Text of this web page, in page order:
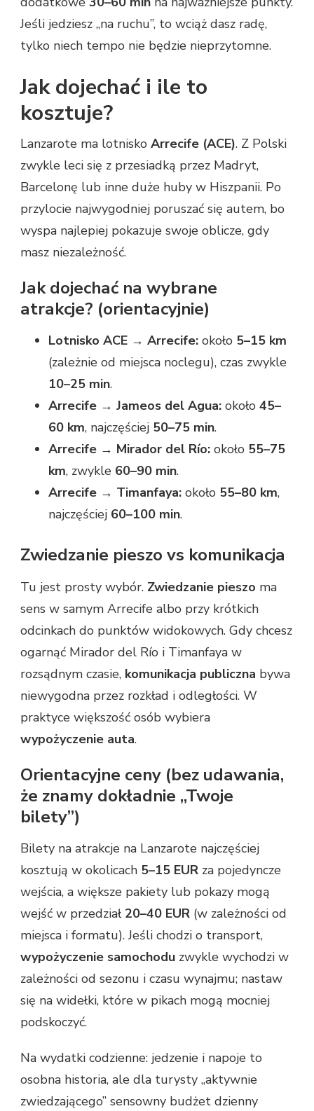
Jeśli jedziesz „na ruchu”, to wciąż dasz radę,
tylko niech tempo nie będzie nieprzytomne.
Jak dojechać i ile to
kosztuje?
Lanzarote ma lotnisko Arrecife (ACE). Z Polski
zwykle leci się z przesiadką przez Madryt,
Barcelonę lub inne duże huby w Hiszpanii. Po
przylocie najwygodniej poruszać się autem, bo
wyspa najlepiej pokazuje swoje oblicze, gdy
masz niezależność.
Jak dojechać na wybrane
atrakcje? (orientacyjnie)
Lotnisko ACE → Arrecife: około 5–15 km
(zależnie od miejsca noclegu), czas zwykle
10–25 min.
Arrecife → Jameos del Agua: około 45–
60 km, najczęściej 50–75 min.
Arrecife → Mirador del Río: około 55–75
km, zwykle 60–90 min.
Arrecife → Timanfaya: około 55–80 km,
najczęściej 60–100 min.
Zwiedzanie pieszo vs komunikacja
Tu jest prosty wybór. Zwiedzanie pieszo ma
sens w samym Arrecife albo przy krótkich
odcinkach do punktów widokowych. Gdy chcesz
ogarnąć Mirador del Río i Timanfaya w
rozsądnym czasie, komunikacja publiczna bywa
niewygodna przez rozkład i odległości. W
praktyce większość osób wybiera
wypożyczenie auta.
Orientacyjne ceny (bez udawania,
że znamy dokładnie „Twoje
bilety”)
Bilety na atrakcje na Lanzarote najczęściej
kosztują w okolicach 5–15 EUR za pojedyncze
wejścia, a większe pakiety lub pokazy mogą
wejść w przedział 20–40 EUR (w zależności od
miejsca i formatu). Jeśli chodzi o transport,
wypożyczenie samochodu zwykle wychodzi w
zależności od sezonu i czasu wynajmu; nastaw
się na widełki, które w pikach mogą mocniej
podskoczyć.
Na wydatki codzienne: jedzenie i napoje to
osobna historia, ale dla turysty „aktywnie
zwiedzającego” sensowny budżet dzienny